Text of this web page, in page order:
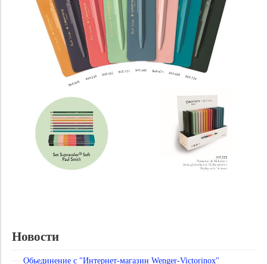
Новости
Обьединение с "Интернет-магазин Wenger-Victorinox"